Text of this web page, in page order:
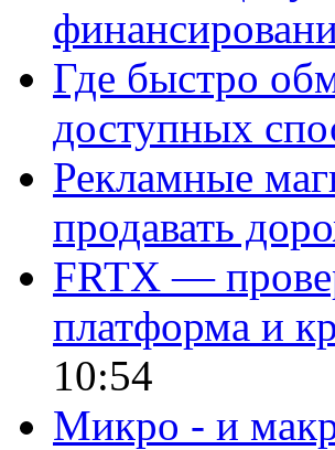
Где быстро
доступных
Рекламные
продавать
FRTX —
платформа и
10:54
Микро - и